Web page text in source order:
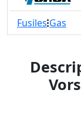
Fusiles Gas